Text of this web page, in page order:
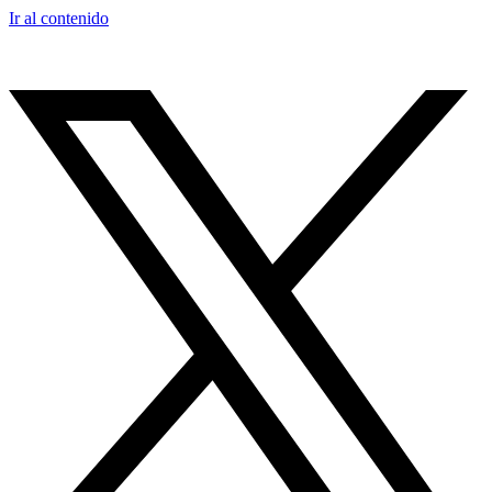
Ir al contenido